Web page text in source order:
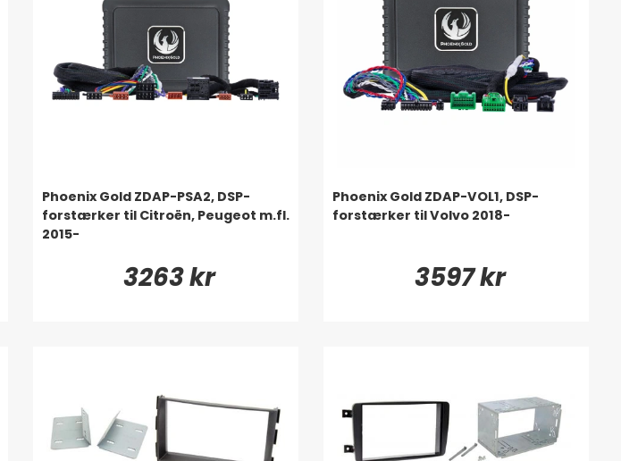
Phoenix Gold ZDAP-PSA2, DSP-
forstærker til Citroën, Peugeot m.fl.
2015-
3263 kr
Phoenix Gold ZDAP-VOL1, DSP-
forstærker til Volvo 2018-
3597 kr